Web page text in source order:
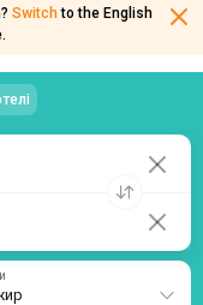
Switch to the English